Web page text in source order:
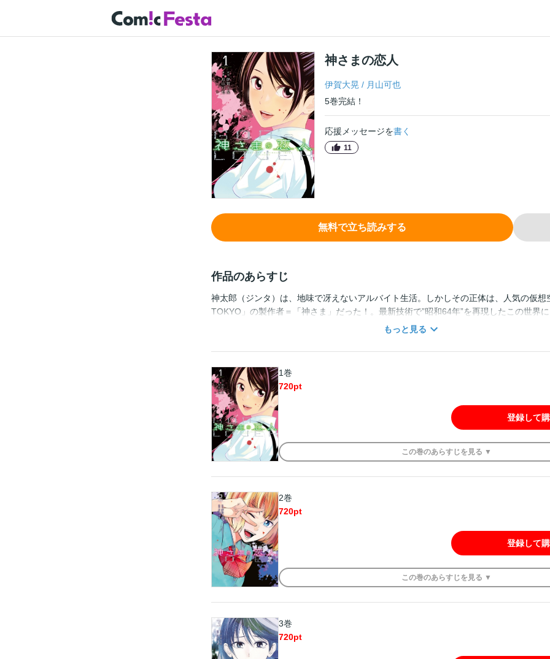
神さまの恋人
伊賀大晃 / 月山可也
5巻完結！
応援メッセージを書く
11
無料で立ち読みする
作品のあらすじ
神太郎（ジンタ）は、地味で冴えないアルバイト生活。しかしその正体は、人気の仮想
TOKYO」の製作者＝「神さま」だった！。最新技術で”昭和64年”を再現したこの世界
かさを求める人たちが多く訪れていた。 ある時ジンタは、「64 TOKYO」の中で発生
った・・・・。真実を追う度に、混ざり合う現実と仮想空間。我々が見ているのは本当
ヴァーチャルに操られたまやかしなのか？ 『週刊少年マガジン』で大ヒットを記録し
の金字塔『エリアの騎士』。そのゴールデンコンビが、誰も見たことのない世界を描き
もっと見る
1巻
720pt
登録して
この巻のあらすじを 見る ▼
2巻
720pt
登録して
この巻のあらすじを 見る ▼
3巻
720pt